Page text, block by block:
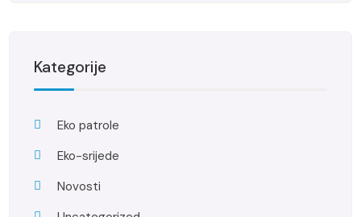
Kategorije
Eko patrole
Eko-srijede
Novosti